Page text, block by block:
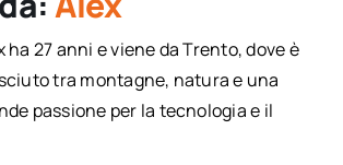
ha 27 anni e viene da Trento, dove è
tra montagne, natura e una
passione per la tecnologia e il